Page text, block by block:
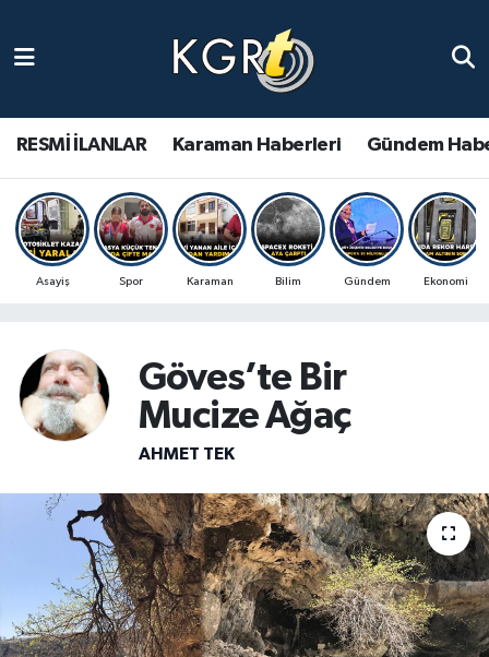
RESMİ İLANLAR Karaman Haberleri Gündem
Asayiş Spor Karaman Bilim Gündem Ekonomi
Göves’te Bir
Mucize Ağaç
AHMET TEK
Gündem Haberleri
Güncel Haberler
Spor Haberleri
Ulusal Haberler
Vefat Edenler